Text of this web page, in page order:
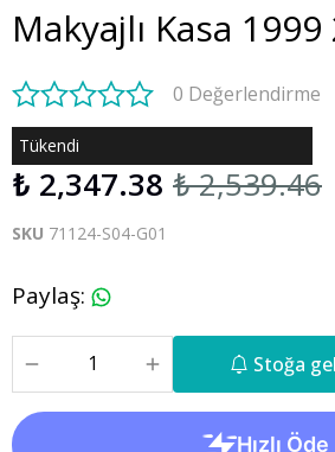
Makyajlı Kasa
0 Değerlendirme
Tükendi
₺ 2,347.38 ₺ 2,539.46
SKU 71124-S04-G01
Paylaş:
Stoğa